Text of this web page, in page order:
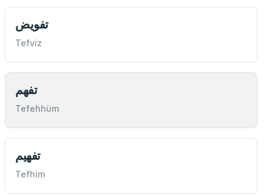
تفويض
Tefviz
تفهم
Tefehhüm
تفهيم
Tefhim